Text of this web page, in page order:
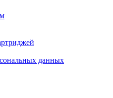
данных